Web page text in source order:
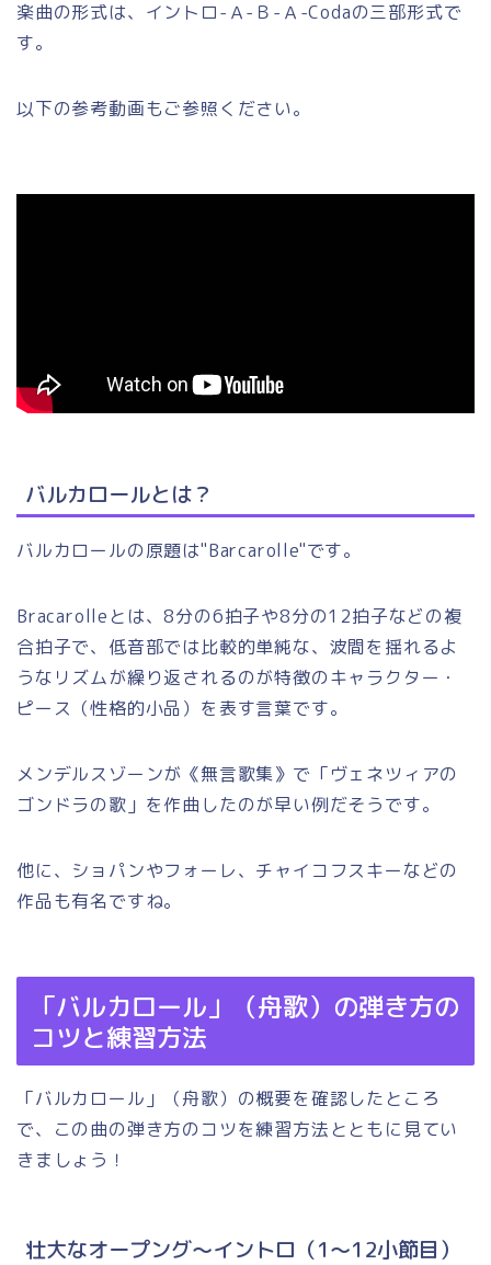
楽曲の形式は、イントロ-Ａ-Ｂ-Ａ-Codaの三部形式で
す。
以下の参考動画もご参照ください。
バルカロールとは？
バルカロールの原題は"Barcarolle"です。
Bracarolleとは、8分の6拍子や8分の12拍子などの複
合拍子で、低音部では比較的単純な、波間を揺れるよ
うなリズムが繰り返されるのが特徴のキャラクター・
ピース（性格的小品）を表す言葉です。
メンデルスゾーンが《無言歌集》で「ヴェネツィアの
ゴンドラの歌」を作曲したのが早い例だそうです。
他に、ショパンやフォーレ、チャイコフスキーなどの
作品も有名ですね。
「バルカロール」（舟歌）の弾き方の
コツと練習方法
「バルカロール」（舟歌）の概要を確認したところ
で、この曲の弾き方のコツを練習方法とともに見てい
きましょう！
壮大なオープング～イントロ（1～12小節目）